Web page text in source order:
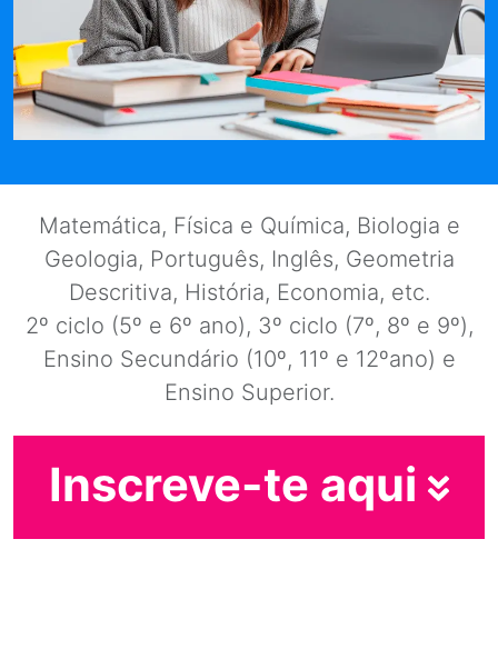
Matemática, Física e Química, Biologia e
Geologia, Português, Inglês, Geometria
Descritiva, História, Economia, etc.
2º ciclo (5º e 6º ano), 3º ciclo (7º, 8º e 9º),
Ensino Secundário (10º, 11º e 12ºano) e
Ensino Superior.
Inscreve-te aqui